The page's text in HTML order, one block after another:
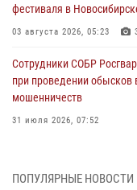
фестиваля в
03 августа 2026, 05:23
Сотрудники СОБР
при проведении обысков
мошенничеств
31 июля 2026, 07:52
ПОПУЛЯРНЫЕ НОВОСТИ